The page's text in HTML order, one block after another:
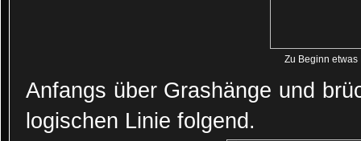
Zu Beginn etwas
Anfangs über Grashänge und
logischen Linie folgend.